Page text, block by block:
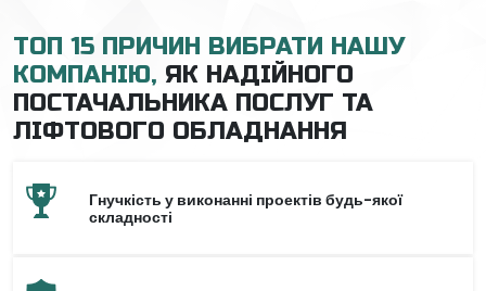
ТОП 15 ПРИЧИН ВИБРАТИ НАШУ
КОМПАНІЮ, ЯК НАДІЙНОГО
ПОСТАЧАЛЬНИКА ПОСЛУГ ТА
ЛІФТОВОГО ОБЛАДНАННЯ
Гнучкість у виконанні проектів будь-якої
складності